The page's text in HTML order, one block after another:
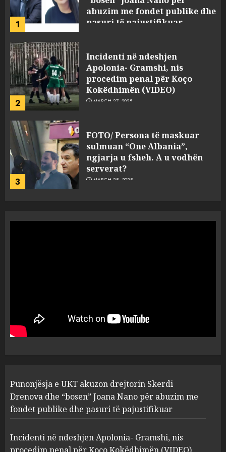
2
Kokëdhimën (VIDEO)
MARCH 27, 2025
3
FOTO/ Persona të maskuar
sulmuan “One Albania”,
ngjarja u fsheh. A u vodhën
serverat?
MARCH 25, 2025
4
Prokuroria jep pretencën, ja
çfarë dënimi kërkon për
Mariela dhe Antonela
Berishën
MARCH 25, 2025
1
“bosen” Joana Nano për
abuzim me fondet publike dhe
pasuri të pajustifikuar
2
Apolonia- Gramshi, nis
procedim penal për Koço
Kokëdhimën (VIDEO)
MARCH 27, 2025
Punonjësja e UKT akuzon drejtorin Skerdi
Drenova dhe “bosen” Joana Nano për abuzim me
fondet publike dhe pasuri të pajustifikuar
Incidenti në ndeshjen Apolonia- Gramshi, nis
procedim penal për Koço Kokëdhimën (VIDEO)